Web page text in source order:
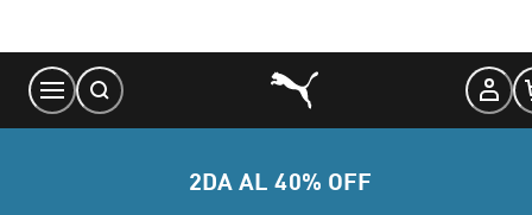
Content
2DA AL 40% OFF